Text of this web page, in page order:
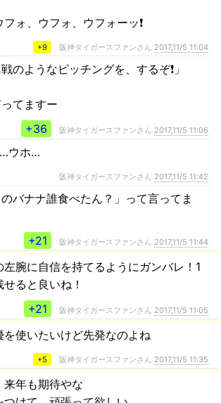
ォ、ウフォ、ウフォーッ❗
+9 阪神タイガースファンさん 2017,11/5 11:04
戦のようなピッチングを、するぞ❗」
てますー
+36
阪神タイガースファンさん 2017,11/5 11:06
ウホ…
阪神タイガースファンさん 2017,11/5 11:42
のバナナ誰食べたん？」って言ってま
+21
阪神タイガースファンさん 2017,11/5 11:44
左腕に自信を持てるようにガンバレ！1
ると良いね！
+21
阪神タイガースファンさん 2017,11/5 11:05
を使いたいけど先発なのよね
+5 阪神タイガースファンさん 2017,11/5 11:35
来年も期待やな